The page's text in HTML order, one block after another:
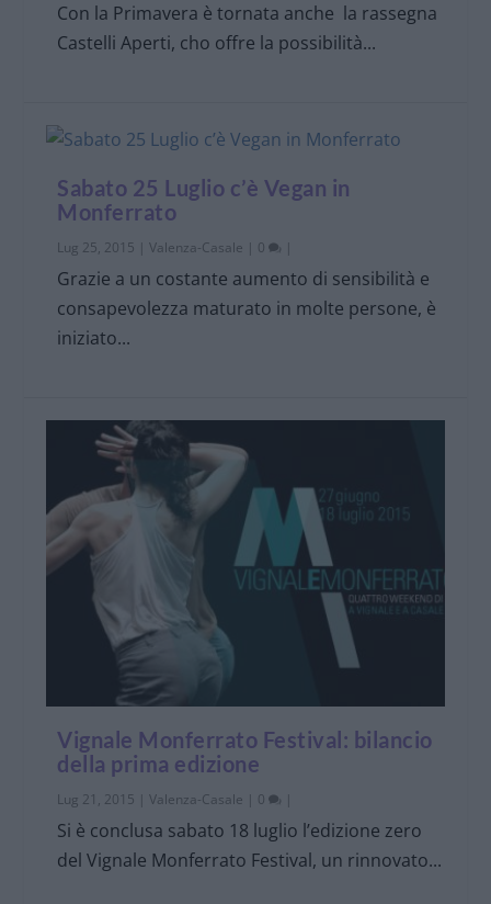
Con la Primavera è tornata anche la rassegna
Castelli Aperti, cho offre la possibilità...
Sabato 25 Luglio c’è Vegan in
Monferrato
Lug 25, 2015 |Valenza-Casale 0
Grazie a un costante aumento di sensibilità e
consapevolezza maturato in molte persone, è
iniziato...
Vignale Monferrato Festival: bilancio
della prima edizione
Lug 21, 2015 |Valenza-Casale 0
Si è conclusa sabato 18 luglio l’edizione zero
del Vignale Monferrato Festival, un rinnovato...